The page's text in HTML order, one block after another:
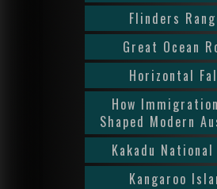
Flinders
Great Ocean
Horizontal
How
Shaped Modern
Kakadu
Kangaroo